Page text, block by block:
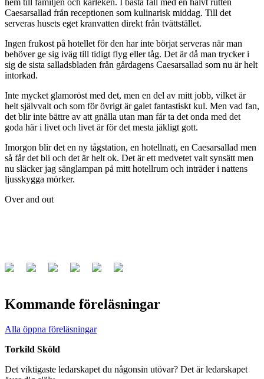
Caesarsallad från receptionen som kulinarisk middag. Till det
serveras husets eget kranvatten direkt från tvättstället.
Ingen frukost på hotellet för den har inte börjat serveras när man
behöver ge sig iväg till tidigt flyg eller tåg. Det är då man trycker i
sig de sista salladsbladen från gårdagens Caesarsallad som nu är helt
intorkad.
Inte mycket glamoröst med det, men en del av mitt jobb, vilket är
helt självvalt och som för övrigt är galet fantastiskt kul. Men vad fan,
det blir inte bättre av att gnälla utan man får ta det onda med det
goda här i livet och livet är för det mesta jäkligt gott.
Imorgon blir det en ny tågstation, en hotellnatt, en Caesarsallad men
så får det bli och det är helt ok. Det är ett medvetet valt synsätt men
nu släcker jag sänglampan på mitt hotellrum och inträder i nattens
ljusskygga mörker.
Over and out
Kommande föreläsningar
Alla öppna föreläsningar
Torkild Sköld
Det viktigaste ledarskapet du någonsin utövar? Det är ledarskapet